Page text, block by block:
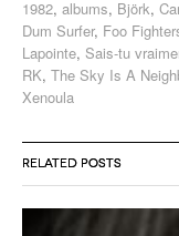
1982, albums, Björk,
Dum Surfer, Foo
Lapointe, Sais-tu
RK, The Sky Is A
Xenoula
RELATED POSTS